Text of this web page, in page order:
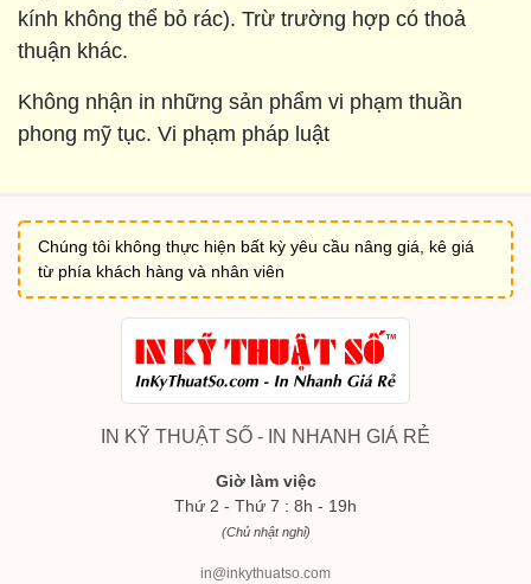
kính không thể bỏ rác). Trừ trường hợp có thoả
thuận khác.
Không nhận in những sản phẩm vi phạm thuần
phong mỹ tục. Vi phạm pháp luật
Chúng tôi không thực hiện bất kỳ yêu cầu nâng giá, kê giá
từ phía khách hàng và nhân viên
IN KỸ THUẬT SỐ - IN NHANH GIÁ RẺ
Giờ làm việc
Thứ 2 - Thứ 7 : 8h - 19h
(Chủ nhật nghỉ)
in@inkythuatso.com